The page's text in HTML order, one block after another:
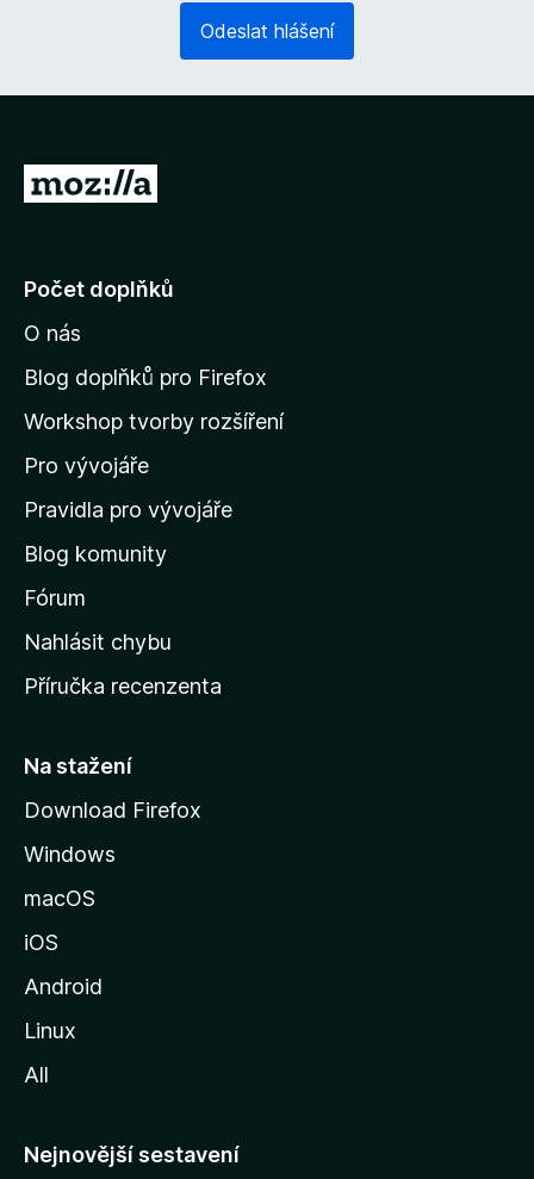
d
o
Odeslat hlášení
P
j
t
n
d
o
m
v
s
k
u
t
á
n
M
o
l
y
Počet doplňků
O nás
Blog doplňků pro Firefox
Workshop tvorby rozšíření
Pro vývojáře
Pravidla pro vývojáře
Blog komunity
Fórum
Nahlásit chybu
Příručka recenzenta
Na stažení
Download Firefox
Windows
macOS
iOS
Android
Linux
All
Nejnovější sestavení